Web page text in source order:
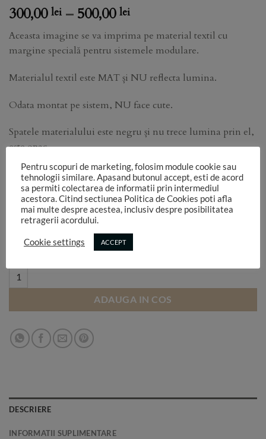
300,00 lei – 500,00 leiPrice
300,00 lei
through
500,00 lei
Aceasta imagine se va imprima pe material textil cu
margine specială pentru sistemele modulare.
Materialul textil este MAT și NU reflecta lumina.
Odata montat pe sistem, NU face cute.
Spatele materialului este negru și nu trece lumina prin el,
este opac.
Functie de monitorul pe care vezi imaginea, de setările
aparatului foto, de lumina folosită în studio, culorile pot sa
difere.
Selectează dimensiunea:
T111 quantity
ADAUGA IN COS
DESCRIERE
INFORMATII SUPLIMENTARE
Pentru scopuri de marketing, folosim module cookie sau
tehnologii similare. Apasand butonul accept, esti de acord
sa permiti colectarea de informatii prin intermediul
acestora. Citind sectiunea Politica de Cookies poti afla
mai multe despre acestea, inclusiv despre posibilitatea
retragerii acordului.
Cookie settings ACCEPT